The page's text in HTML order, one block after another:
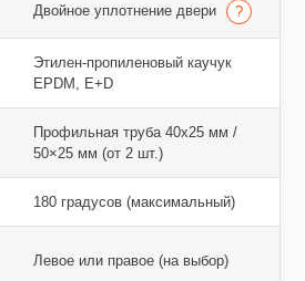
Двойное уплотнение двери
Этилен-пропиленовый каучук
EPDM, E+D
Профильная труба 40х25 мм /
50×25 мм (от 2 шт.)
180 градусов (максимальный)
Левое или правое (на выбор)